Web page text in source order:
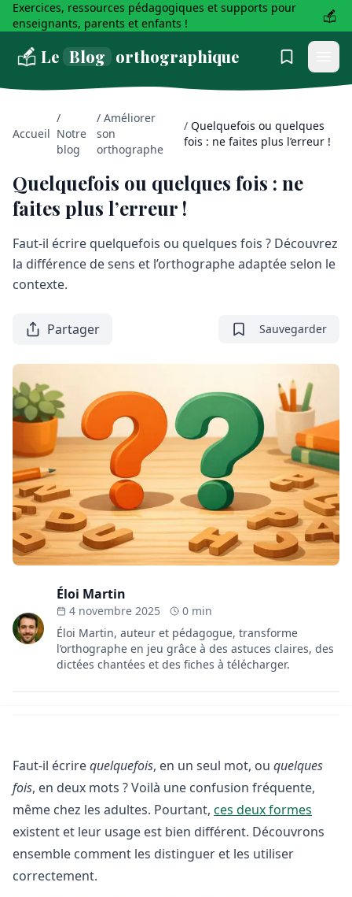
Exercices, ressources pédagogiques et supports pour
enseignants, parents et enfants !
Le Blog orthographique
Accueil
/
Notre
blog
/ Améliorer
son
orthographe
/ Quelquefois ou quelques
fois : ne faites plus l’erreur !
Quelquefois ou quelques fois : ne
faites plus l’erreur !
Faut-il écrire quelquefois ou quelques fois ? Découvrez
la différence de sens et l’orthographe adaptée selon le
contexte.
Partager Sauvegarder
Éloi Martin
4 novembre 2025
0 min
Éloi Martin, auteur et pédagogue, transforme
l’orthographe en jeu grâce à des astuces claires, des
dictées chantées et des fiches à télécharger.
Faut-il écrirequelquefois, en un seul mot, ou quelques
fois, en deux mots ? Voilà une confusion fréquente,
même chez les adultes. Pourtant, ces deux formes
existent et leur usage est bien différent. Découvrons
ensemble comment les distinguer et les utiliser
correctement.